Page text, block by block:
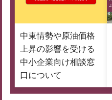
中東情勢や原油価格
上昇の影響を受ける
中小企業向け相談窓
口について